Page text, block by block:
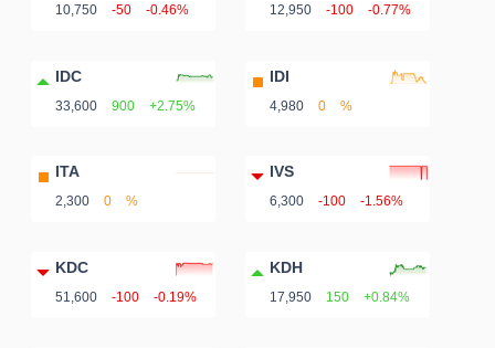
10,750 -50 -0.46% 12,950 -100 -0.77%
IDC
33,600 900 +2.75%
IDI
4,980 0 %
ITA
2,300 0 %
IVS
6,300 -100 -1.56%
KDC
51,600 -100 -0.19%
KDH
17,950 150 +0.84%